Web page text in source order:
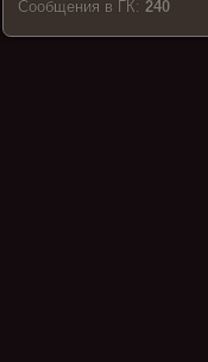
Cообщения в ГК:240